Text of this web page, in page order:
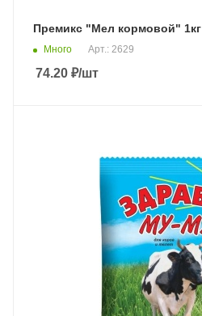
Премикс "Мел кормовой" 1кг
Много Арт.: 2629
74.20 ₽/шт